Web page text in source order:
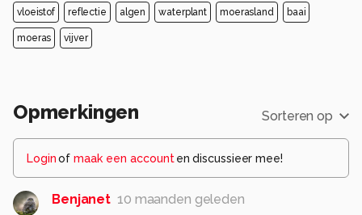
vloeistof reflectie algen waterplant moerasland baai
moeras vijver
Opmerkingen Sorteren op
Loginof maak een account en discussieer mee!
Benjanet 10 maanden geleden